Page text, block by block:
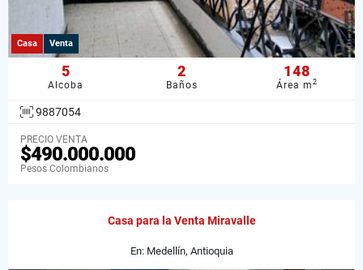
Casa Venta
5
Alcoba
2
Baños
148
Área m2
9887054
PRECIO VENTA
$490.000.000
Pesos Colombianos
Casa para la Venta Miravalle
En: Medellín, Antioquia